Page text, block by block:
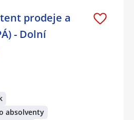
prodeje a
- Dolní
absolventy